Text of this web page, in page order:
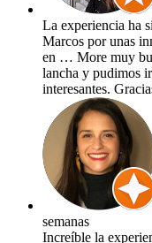
La experiencia ha
Marcos por unas
en … More muy
lancha y pudimos
interesantes.
semanas
Increíble la